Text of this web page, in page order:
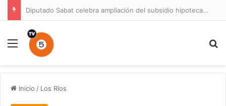
Diputado Sabat celebra ampliación del subsidio hipotecario con viviendas de hasta 6.000 UF
Menú
Inicio / Los Ríos